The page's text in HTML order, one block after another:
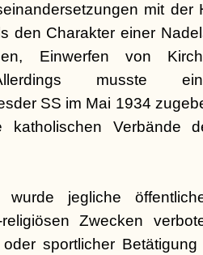
mit der
den Charakter einer
Einwerfen von
Allerdings musste
SS im Mai 1934
katholischen Verbände
jegliche
religiösen Zwecken
sportlicher